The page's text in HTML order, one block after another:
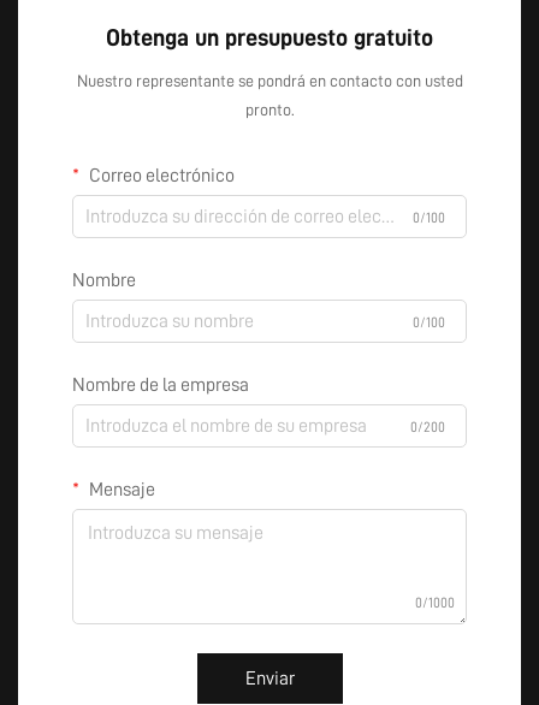
Obtenga un presupuesto gratuito
Nuestro representante se pondrá en contacto con usted
pronto.
Correo electrónico
0/100
Nombre
0/100
Nombre de la empresa
0/200
Mensaje
0/1000
Enviar